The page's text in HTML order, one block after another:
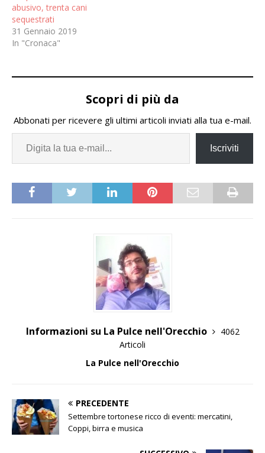
abusivo, trenta cani
sequestrati
31 Gennaio 2019
In "Cronaca"
Scopri di più da
Abbonati per ricevere gli ultimi articoli inviati alla tua e-mail.
Iscriviti
Informazioni su La Pulce nell'Orecchio
4062
Articoli
La Pulce nell'Orecchio
PRECEDENTE
Settembre tortonese ricco di eventi: mercatini,
Coppi, birra e musica